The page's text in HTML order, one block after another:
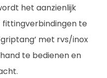
het aanzienlijk
te
met rvs/inox
te bedienen en